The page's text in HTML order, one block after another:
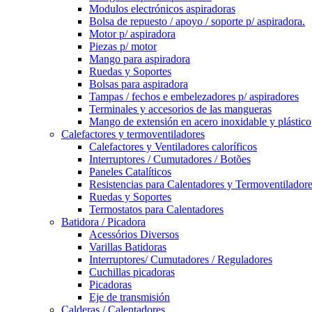
Modulos electrónicos aspiradoras
Bolsa de repuesto / apoyo / soporte p/ aspiradora.
Motor p/ aspiradora
Piezas p/ motor
Mango para aspiradora
Ruedas y Soportes
Bolsas para aspiradora
Tampas / fechos e embelezadores p/ aspiradores
Terminales y accesorios de las mangueras
Mango de extensión en acero inoxidable y plástico
Calefactores y termoventiladores
Calefactores y Ventiladores caloríficos
Interruptores / Cumutadores / Botões
Paneles Catalíticos
Resistencias para Calentadores y
Ruedas y Soportes
Termostatos para Calentadores
Batidora / Picadora
Acessórios Diversos
Varillas Batidoras
Interruptores/ Cumutadores / Reguladores
Cuchillas picadoras
Picadoras
Eje de transmisión
Calderas / Calentadores